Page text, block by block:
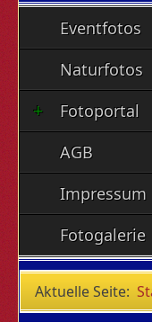
Eventfotos
Naturfotos
Fotoportal
AGB
Impressum
Fotogalerie
Aktuelle Seite: